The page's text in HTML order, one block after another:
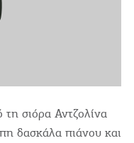
τη σιόρα Αντζολίνα
δασκάλα πιάνου και